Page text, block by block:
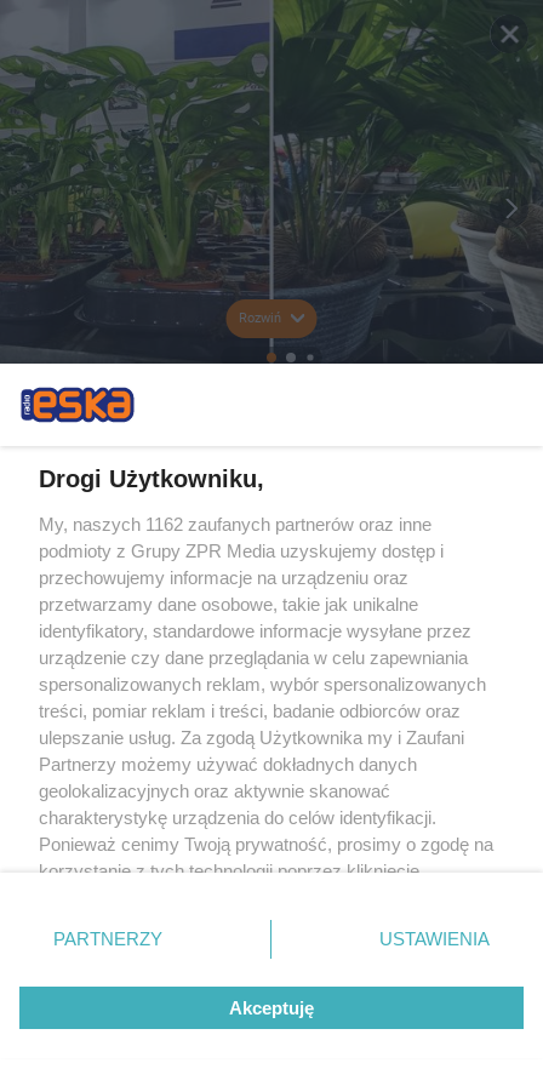
Rozwiń
Drogi Użytkowniku,
My, naszych 1162 zaufanych partnerów oraz inne
podmioty z Grupy ZPR Media uzyskujemy dostęp i
przechowujemy informacje na urządzeniu oraz
przetwarzamy dane osobowe, takie jak unikalne
identyfikatory, standardowe informacje wysyłane przez
urządzenie czy dane przeglądania w celu zapewniania
spersonalizowanych reklam, wybór spersonalizowanych
treści, pomiar reklam i treści, badanie odbiorców oraz
ulepszanie usług. Za zgodą Użytkownika my i Zaufani
Partnerzy możemy używać dokładnych danych
geolokalizacyjnych oraz aktywnie skanować
charakterystykę urządzenia do celów identyfikacji.
Ponieważ cenimy Twoją prywatność, prosimy o zgodę na
korzystanie z tych technologii poprzez kliknięcie
zmienić/wycofać klikając przycisk ustawień prywatności
znajdujący się w lewym dolnym rogu strony
rodzaje przetwarzania danych nie wymagają zgody
użytkownika, ale masz prawo sprzeciwić się takiemu
przetwarzaniu. Preferencje będą miały zastosowanie tylko
PARTNERZY USTAWIENIA
Akceptuję